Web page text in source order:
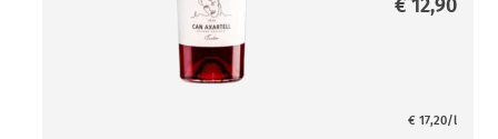
€ 12,90
€ 17,20/l